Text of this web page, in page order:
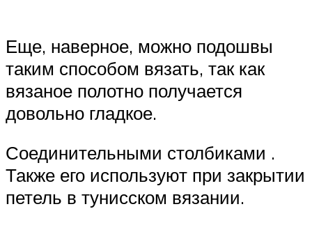
Еще, наверное, можно подошвы
таким способом вязать, так как
вязаное полотно получается
довольно гладкое.
Соединительными столбиками .
Также его используют при закрытии
петель в тунисском вязании.